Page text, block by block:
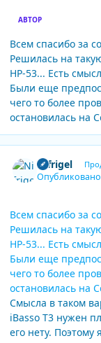
АВТОР
Всем спасибо за
Решилась на
НР-53... Есть
Были еще
чего то более
остановилась на
Nifrigel
Всем спасибо за
Решилась на
НР-53... Есть
Были еще
чего то более
остановилась на
Смысла в таком
iBasso T3 нужен
его нету.